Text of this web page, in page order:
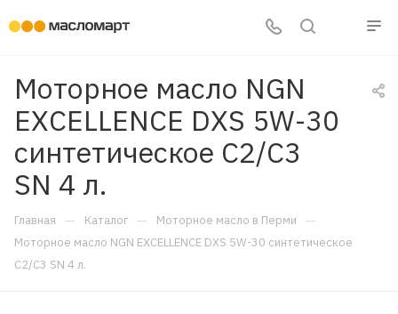
Моторное масло NGN
EXCELLENCE DXS 5W-30
синтетическое С2/C3
SN 4 л.
Главная — Каталог — Моторное масло в Перми —
Моторное масло NGN EXCELLENCE DXS 5W-30 синтетическое
С2/C3 SN 4 л.